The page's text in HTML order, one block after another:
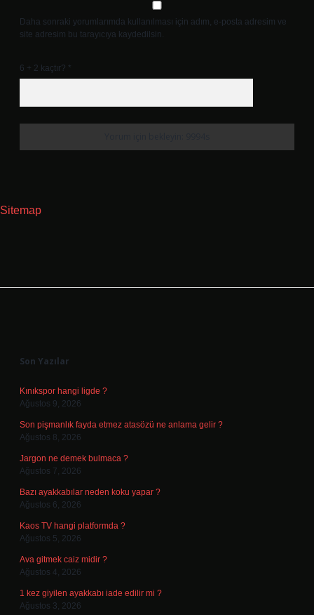
Daha sonraki yorumlarımda kullanılması için adım, e-posta adresim ve
site adresim bu tarayıcıya kaydedilsin.
6 + 2 kaçtır? *
Sitemap
Son Yazılar
Kınıkspor hangi ligde ?
Ağustos 9, 2026
Son pişmanlık fayda etmez atasözü ne anlama gelir ?
Ağustos 8, 2026
Jargon ne demek bulmaca ?
Ağustos 7, 2026
Bazı ayakkabılar neden koku yapar ?
Ağustos 6, 2026
Kaos TV hangi platformda ?
Ağustos 5, 2026
Ava gitmek caiz midir ?
Ağustos 4, 2026
1 kez giyilen ayakkabı iade edilir mi ?
Ağustos 3, 2026